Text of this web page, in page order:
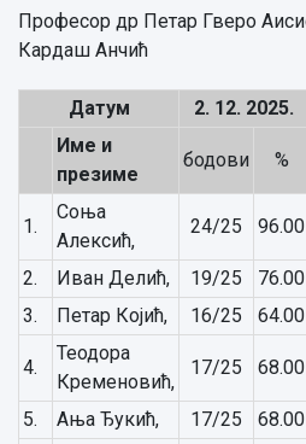
Професор др Петар Гверо
Кардаш Анчић
Датум 2. 12. 2025.
Име и
презиме
бодови %
1.
Соња
Алексић,
24/25 96.00
2. Иван Делић, 19/25 76.00
3.
Петар Којић, 16/25 64.00
4.
Теодора
Кременовић,
17/25 68.00
5. Ања Ђукић, 17/25 68.00